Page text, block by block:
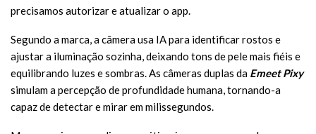
precisamos autorizar e atualizar o app.
Segundo a marca, a câmera usa IA para identificar rostos e
ajustar a iluminação sozinha, deixando tons de pele mais fiéis e
equilibrando luzes e sombras. As câmeras duplas da Emeet Pixy
simulam a percepção de profundidade humana, tornando-a
capaz de detectar e mirar em milissegundos.